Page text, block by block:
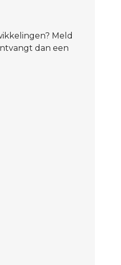
Meld
dan een